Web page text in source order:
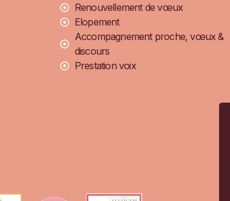
Renouvellement de vœux
Elopement
Accompagnement proche, vœux &
discours
Prestation voix